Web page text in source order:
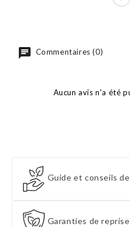
Commentaires (0)
Aucun avis n'a été
Guide et conseils
Garanties de